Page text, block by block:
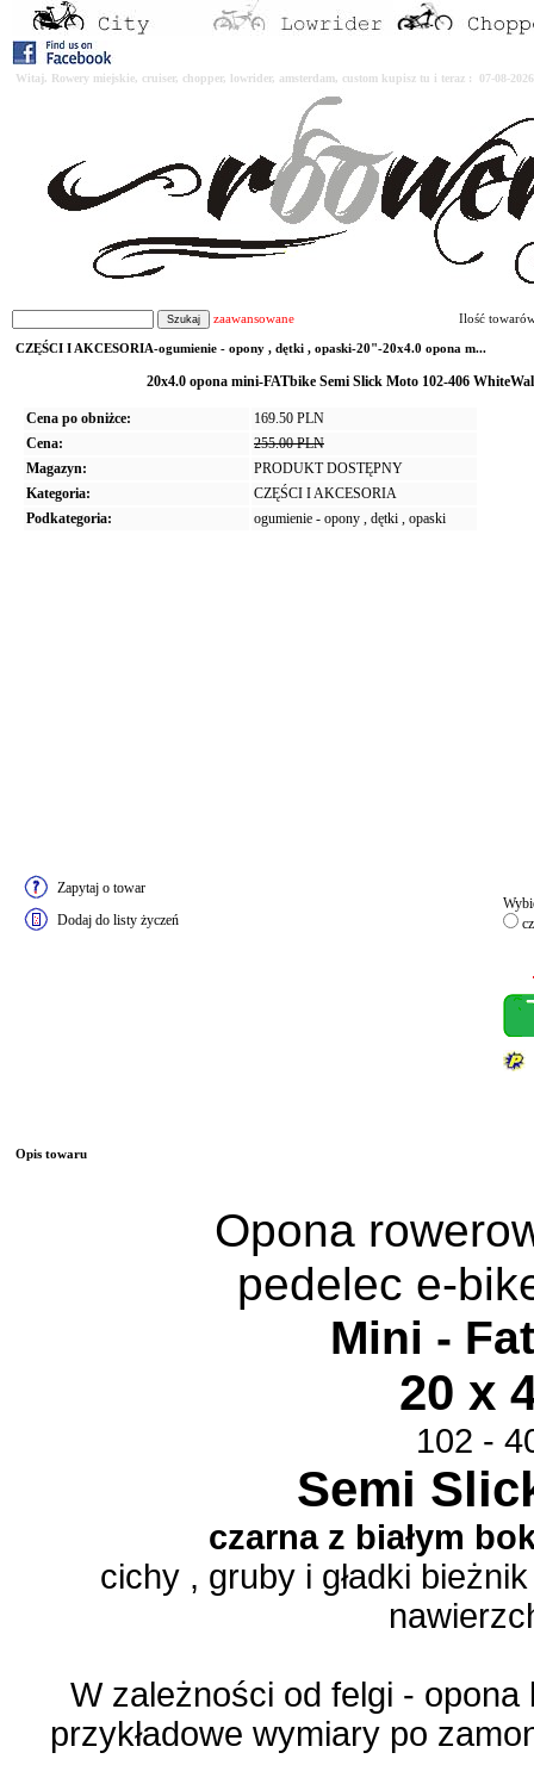
Witaj. Rowery miejskie, cruiser, chopper, lowrider, amsterdam, custom kupisz tu i teraz : 07-08-
zaawansowane Ilość
CZĘŚCI I AKCESORIA-ogumienie - opony , dętki , opaski-20"-20x4.0 opona m...
20x4.0 opona mini-FATbike Semi Slick Moto 102-406
Cena po obniżce:
169.50 PLN
Cena:
255.00 PLN
Magazyn:
PRODUKT DOSTĘPNY
Kategoria:
CZĘŚCI I AKCESORIA
Podkategoria:
ogumienie - opony , dętki , opaski
Zapytaj o towar
Dodaj do listy życzeń
Opis towaru
Opona
pedelec e-
Mini -
20 x
102 -
Semi
czarna z białym
cichy , gruby i gładki
W zależności od felgi -
przykładowe wymiary po